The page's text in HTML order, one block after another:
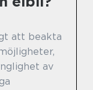
att beakta
av